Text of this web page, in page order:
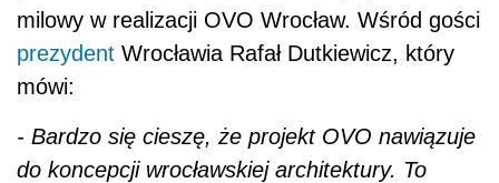
milowy w realizacji OVO Wrocław. Wśród gości
prezydent Wrocławia Rafał Dutkiewicz, który
mówi:
- Bardzo się cieszę, że projekt OVO nawiązuje
do koncepcji wrocławskiej architektury. To